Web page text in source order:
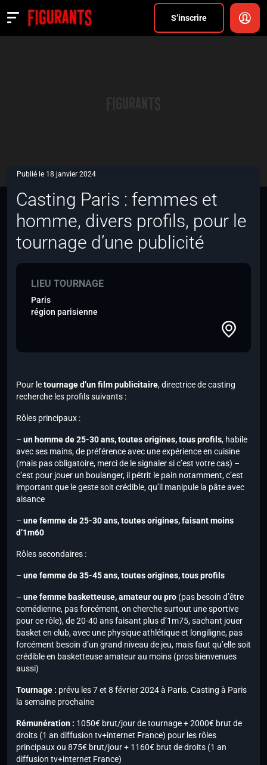
S’inscrire
Actualités
Publié le 18 janvier 2024
Casting Paris : femmes et
homme, divers profils, pour le
tournage d’une publicité
LIEU TOURNAGE
Paris
région parisienne
Pour letournage d’un film publicitaire, directrice de casting
recherche les profils suivants :
Rôles principaux :
– un homme de 25-30 ans, toutes origines, tous profils, habile
avec ses mains, de préférence avec une expérience en cuisine
(mais pas obligatoire, merci de le signaler si c’est votre cas) –
c’est pour jouer un boulanger, il pétrit le pain notamment, c’est
important que le geste soit crédible, qu’il manipule la pâte avec
aisance
– une femme de 25-30 ans, toutes origines, faisant moins
d’1m60
Rôles secondaires :
– une femme de 35-45 ans, toutes origines, tous profils
– une femme basketteuse, amateur ou pro (pas besoin d’être
comédienne, pas forcément, on cherche surtout une sportive
pour ce rôle), de 20-40 ans faisant plus d’1m75, sachant jouer
basket en club, avec une physique athlétique et longiligne, pas
forcément besoin d’un grand niveau de jeu, mais faut qu’elle soit
crédible en basketteuse amateur au moins (pros bienvenues
aussi)
Tournage : prévu les 7 et 8 février 2024 à Paris. Casting à Paris
la semaine prochaine
Rémunération : 1050€ brut/jour de tournage + 2000€ brut de
droits (1 an diffusion tv+internet France) pour les rôles
principaux ou 875€ brut/jour + 1160€ brut de droits (1 an
diffusion tv+internet France)